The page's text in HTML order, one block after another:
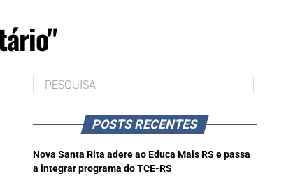
POSTS RECENTES
Nova Santa Rita adere ao Educa Mais RS e passa
a integrar programa do TCE-RS